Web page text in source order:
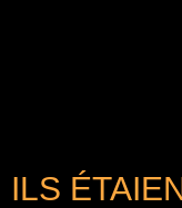
ILS